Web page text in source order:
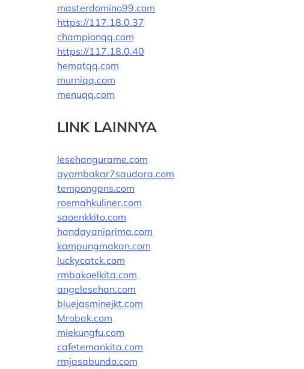
masterdomino99.com
https://117.18.0.37
championqq.com
https://117.18.0.40
hematqq.com
murniqq.com
menuqq.com
LINK LAINNYA
lesehangurame.com
ayambakar7saudara.com
tempongpns.com
roemahkuliner.com
saoenkkito.com
handayaniprima.com
kampungmakan.com
luckycatck.com
rmbakoelkita.com
angelesehan.com
bluejasminejkt.com
Mrobak.com
miekungfu.com
cafetemankita.com
rmjasabundo.com